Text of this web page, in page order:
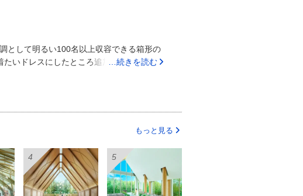
便利でした。水前寺公園や県庁(ルフィ像)
時からとても丁寧な対応をしてくださり、
ャンセルになった際も迅速に対応してく
が本当に丁寧に対応してくれるところ。や
優先しました。試食もできたので大満足で
として明るい100名以上収容できる箱形の
いドレスにしたところ追加料金が10万ほ
たので追加料金がかかりました式場周辺は
(熊本駅)からは遠いこちら側の要望をすべ
予算でやりたいことをすべて行うことがで
ししてくださるのですごく良い印象で
なので広い結婚資金をためたいかたに取
…続きを読む
もっと見る